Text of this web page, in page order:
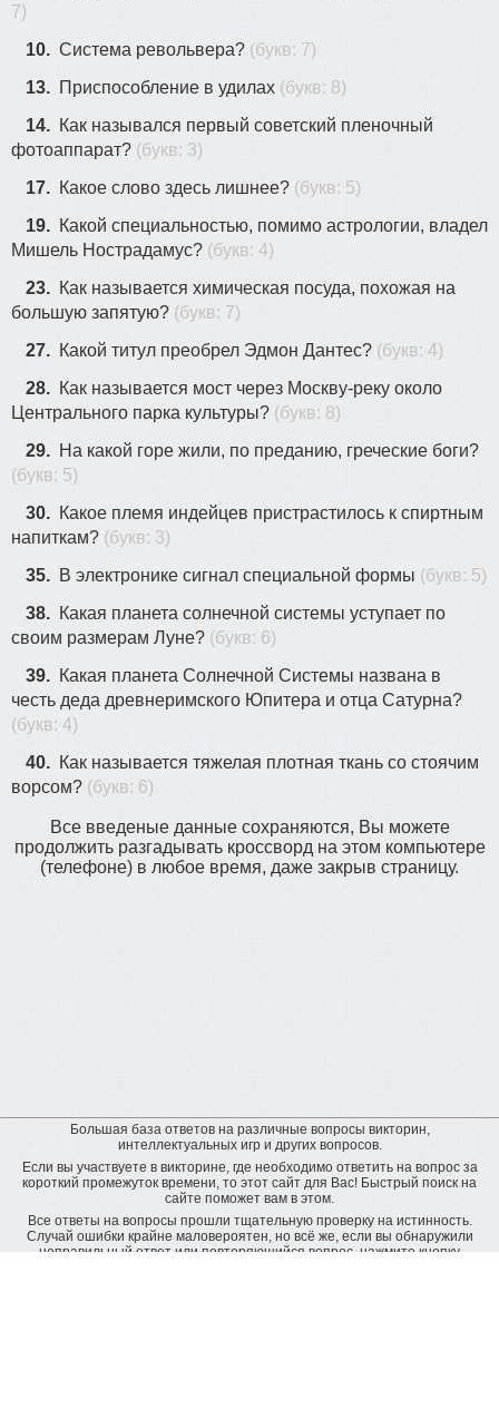
7)
10. Система револьвера? (букв: 7)
13. Приспособление в удилах (букв: 8)
14. Как назывался первый советский пленочный
фотоаппарат? (букв: 3)
17. Какое слово здесь лишнее? (букв: 5)
19. Какой специальностью, помимо астрологии, владел
Мишель Нострадамус? (букв: 4)
23. Как называется химическая посуда, похожая на
большую запятую? (букв: 7)
27. Какой титул преобрел Эдмон Дантес? (букв: 4)
28. Как называется мост через Москву-реку около
Центрального парка культуры? (букв: 8)
29. На какой горе жили, по преданию, греческие боги?
(букв: 5)
30. Какое племя индейцев пристрастилось к спиртным
напиткам? (букв: 3)
35. В электронике сигнал специальной формы (букв: 5)
38. Какая планета солнечной системы уступает по
своим размерам Луне? (букв: 6)
39. Какая планета Солнечной Системы названа в
честь деда древнеримского Юпитера и отца Сатурна?
(букв: 4)
40. Как называется тяжелая плотная ткань со стоячим
ворсом? (букв: 6)
Все введеные данные сохраняются, Вы можете
продолжить разгадывать кроссворд на этом компьютере
(телефоне) в любое время, даже закрыв страницу.
Большая база ответов на различные вопросы викторин,
интеллектуальных игр и других вопросов.
Если вы участвуете в викторине, где необходимо ответить на вопрос за
короткий промежуток времени, то этот сайт для Вас! Быстрый поиск на
сайте поможет вам в этом.
Все ответы на вопросы прошли тщательную проверку на истинность.
Случай ошибки крайне маловероятен, но всё же, если вы обнаружили
неправильный ответ или повторяющийся вопрос, нажмите кнопку